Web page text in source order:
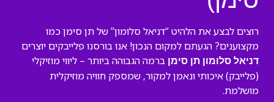
רוצים לבצע את הלהיט “דניאל סלומון” של תן סימן כמו
מקצוענים? הגעתם למקום הנכון! אנו בורסנו פלייבקים יוצרים
דניאל סלומון תן סימן ברמה הגבוהה ביותר – ליווי מוזיקלי
(פלייבק) איכותי ונאמן למקור, שמספק חוויה מוזיקלית
מושלמת.